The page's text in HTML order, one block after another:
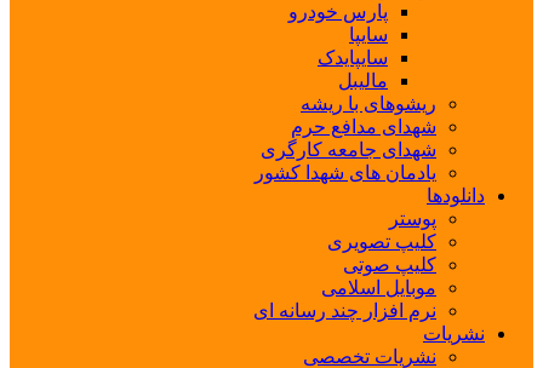
پارس خودرو
سایپا
سایپایدک
مالیبل
ریشوهای با ریشه
شهدای مدافع حرم
شهدای جامعه کارگری
یادمان های شهدا کشور
دانلودها
پوستر
کلیپ تصویری
کلیپ صوتی
موبایل اسلامی
نرم افزار چند رسانه ای
نشریات
نشریات تخصصی